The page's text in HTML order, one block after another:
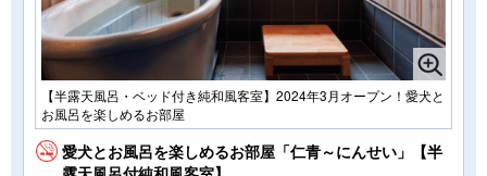
【半露天風呂・ベッド付き純和風客室】2024年3月オープン！愛犬と
お風呂を楽しめるお部屋
愛犬とお風呂を楽しめるお部屋「仁青～にんせい」【半